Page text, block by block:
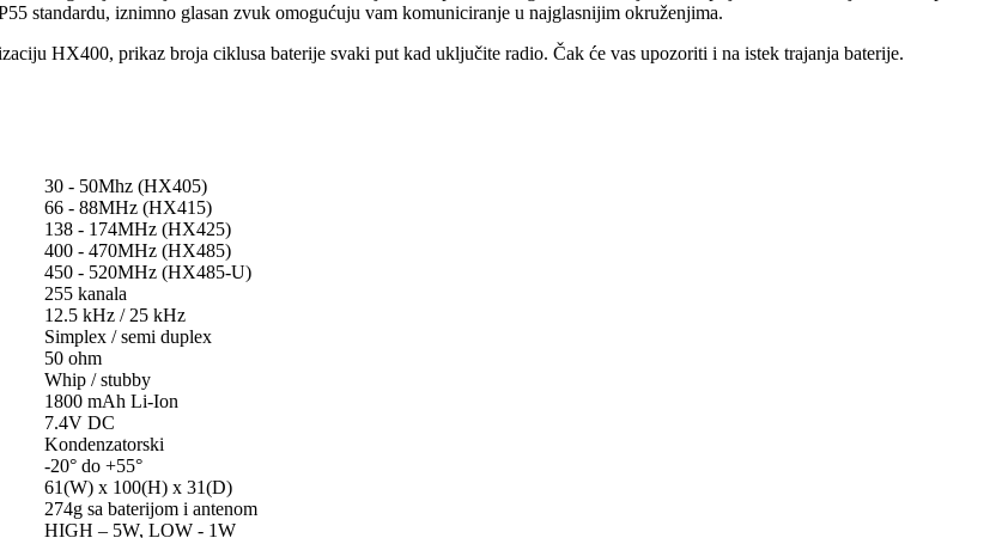
standardu, iznimno glasan zvuk omogućuju vam komuniciranje u najglasnijim okruženjima.
HX400, prikaz broja ciklusa baterije svaki put kad uključite radio. Čak će vas upozoriti i na istek trajanja baterije.
30 - 50Mhz (HX405)
66 - 88MHz (HX415)
138 - 174MHz (HX425)
400 - 470MHz (HX485)
450 - 520MHz (HX485-U)
255 kanala
12.5 kHz / 25 kHz
Simplex / semi duplex
50 ohm
Whip / stubby
1800 mAh Li-Ion
7.4V DC
Kondenzatorski
-20° do +55°
61(W) x 100(H) x 31(D)
274g sa baterijom i antenom
HIGH – 5W, LOW - 1W